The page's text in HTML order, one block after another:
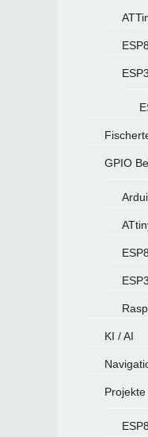
GPIO
KI / AI
Projekte